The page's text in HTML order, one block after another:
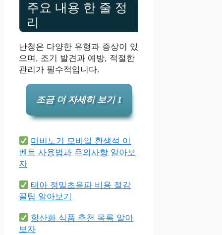
주요 내용 한 줄 정
리
난청은 다양한 유형과 증상이 있
으며, 조기 발견과 예방, 적절한
관리가 필수적입니다.
조금 더 자세히 보기 1
마비노기 모바일 환생석 이
벤트 사용법과 유의사항 알아보
자
태아 정밀초음파 비용 절감
꿀팁 알아보기
항산화 식품 추천 목록 알아
보자